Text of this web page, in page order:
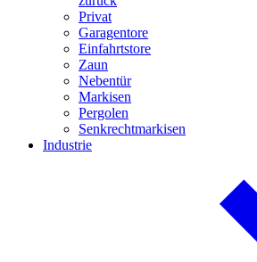
Privat
Garagentore
Einfahrtstore
Zaun
Nebentür
Markisen
Pergolen
Senkrechtmarkisen
Industrie